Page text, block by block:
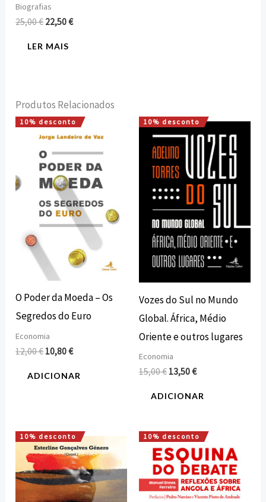
Biografias
25,00€ 22,50€
LER MAIS
Produtos Relacionados
10% desconto
O Poder da Moeda – Os
Segredos do Euro
Economia
12,00€
O
preço
original
era:
12,00 €.
10,80€
O
preço
atual
é:
10,80 €.
ADICIONAR
10% desconto
Vozes do Sul no Mundo
Global. África, Médio
Oriente e outros lugares
Economia
15,00€
O
preço
original
era:
15,00 €.
13,50€
O
preço
atual
13,50 €.
ADICIONAR
10% desconto
O
preço
original
era:
12,00 €.
O
preço
atual
é:
10,80 €.
10% desconto
O
preço
original
era:
12,00 €.
O
preço
atual
é:
10,80 €.